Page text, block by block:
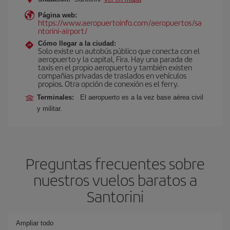
Página web:
https://www.aeropuertoinfo.com/aeropuertos/sa
ntorini-airport/
Cómo llegar a la ciudad:
Solo existe un autobús público que conecta con el
aeropuerto y la capital, Fira. Hay una parada de
taxis en el propio aeropuerto y también existen
compañias privadas de traslados en vehículos
propios. Otra opción de conexión es el ferry.
Terminales:
El aeropuerto es a la vez base aérea civil
y militar.
Preguntas frecuentes sobre
nuestros vuelos baratos a
Santorini
Ampliar todo